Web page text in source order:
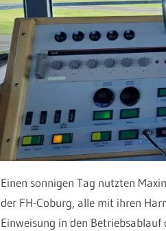
Einen sonnigen Tag nutzten
der FH-Coburg, alle mit ihren
Einweisung in den